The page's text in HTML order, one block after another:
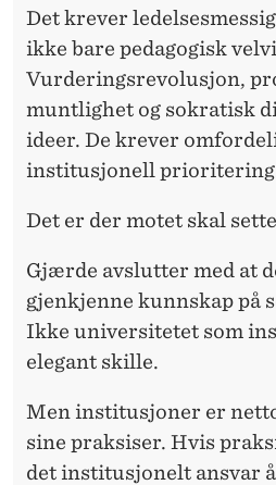
Det krever
ikke bare pedagogisk
Vurderingsrevolusjon,
muntlighet og sokratisk
ideer. De krever
institusjonell
Det er der motet skal
Gjærde avslutter med at
gjenkjenne kunnskap på
Ikke universitetet som
elegant skille.
Men institusjoner er
sine praksiser. Hvis
det institusjonelt ansvar